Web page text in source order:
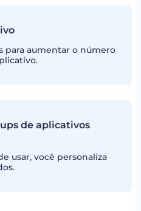
para aumentar o número
de aplicativos
usar, você personaliza